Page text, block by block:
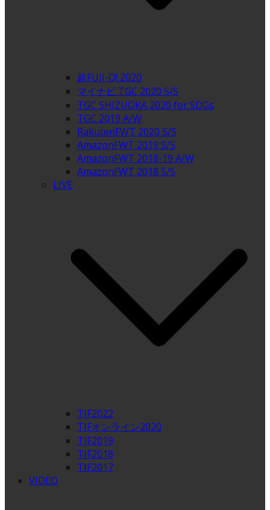
超FUJI-Q! 2020
マイナビ TGC 2020 S/S
TGC SHIZUOKA 2020 for SDGs
TGC 2019 A/W
RakutenFWT 2020 S/S
AmazonFWT 2019 S/S
AmazonFWT 2018-19 A/W
AmazonFWT 2018 S/S
LIVE
TIF2022
TIFオンライン2020
TIF2019
TIF2018
TIF2017
VIDEO